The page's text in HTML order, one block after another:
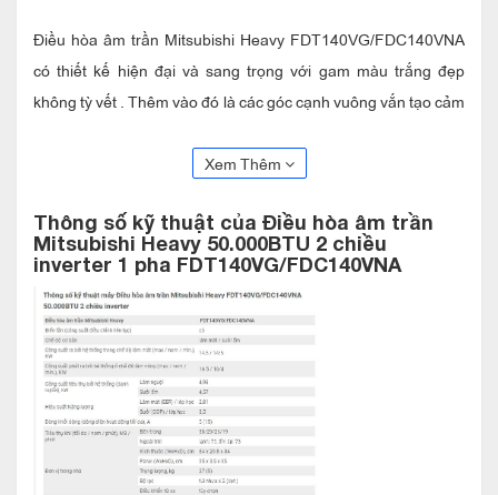
Điều hòa âm trần Mitsubishi Heavy FDT140VG/FDC140VNA
có thiết kế hiện đại và sang trọng với gam màu trắng đẹp
không tỳ vết . Thêm vào đó là các góc cạnh vuông vắn tạo cảm
Máy được sản xuất tại Thái Lan và được bảo hành chính hãng
FDT140VG/FDC140VNA phù hợp lắp đặt cho các phòng có
diện tích nhỏ hơn 75m2 .
Điều hòa âm trần Mitsubishi Heavy
FDT140VG/FDC140VNA là điều hòa hai
chiều vừa làm lạnh , vừa sưởi ấm
Ngoài chức năng làm mát thông thường thì máy điều hòa
Mitsubishi Heavy FDT140VG/FDC140VNA còn được trang bị
thêm chức năng sưởi ấm vô cùng tiện lợi . Chức năng này đặc
biệt phù hợp với các tỉnh miền Bắc nước ta , nơi có mùa đông
Xem Thêm
Thông số kỹ thuật của Điều hòa âm trần
Mitsubishi Heavy 50.000BTU 2 chiều
inverter 1 pha FDT140VG/FDC140VNA